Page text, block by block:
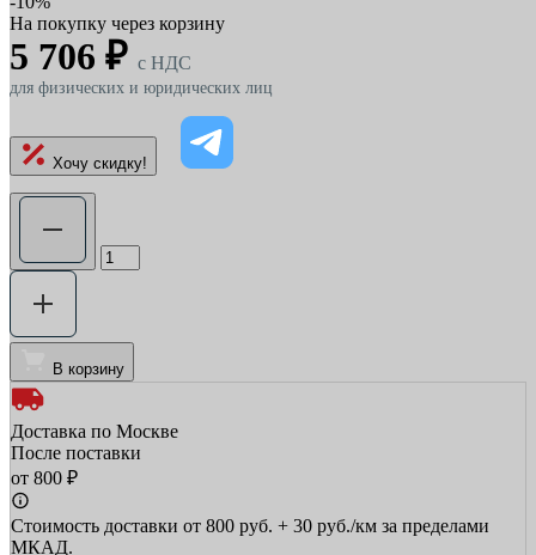
На покупку через корзину
5 706 ₽ c НДС
для физических и юридических лиц
Хочу скидку!
В корзину
Доставка по Москве
После поставки
от 800 ₽
Стоимость доставки от 800 руб. + 30 руб./км за пределами
МКАД.